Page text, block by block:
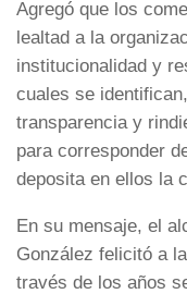
Agregó que los
lealtad a la
institucionalidad y
cuales se
transparencia y
para corresponder
deposita en ellos la
En su mensaje, el
González felicitó a
través de los años